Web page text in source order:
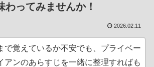
わってみませんか！
2026.02.11
で覚えているか不安でも、プライベー
アンのあらすじを一緒に整理すればも